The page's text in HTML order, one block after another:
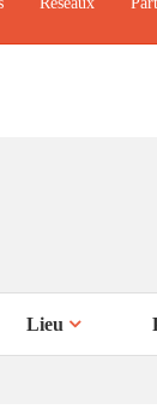
Lieu